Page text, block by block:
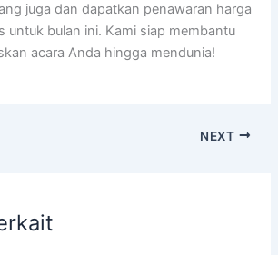
juga dan dapatkan penawaran harga
untuk bulan ini. Kami siap membantu
acara Anda hingga mendunia!
NEXT